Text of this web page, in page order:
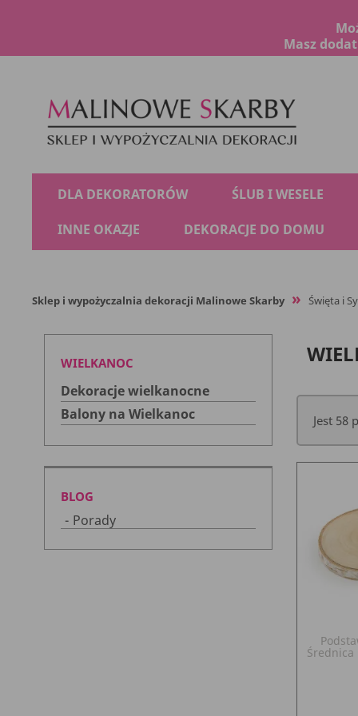
Masz
DLA DEKORATORÓW ŚLUB I WESELE
INNE OKAZJE
DEKORACJE DO DOMU
Sklep i wypożyczalnia dekoracji Malinowe Skarby Święta i
WIELKANOC
Dekoracje wielkanocne
Balony na Wielkanoc
BLOG
Porady
Jest 58
Średnica